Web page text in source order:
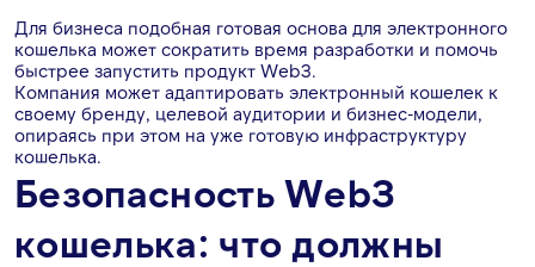
Для бизнеса подобная готовая основа для электронного
кошелька может сократить время разработки и помочь
быстрее запустить продукт Web3.
Компания может адаптировать электронный кошелек к
своему бренду, целевой аудитории и бизнес-модели,
опираясь при этом на уже готовую инфраструктуру
кошелька.
Безопасность Web3
кошелька: что должны